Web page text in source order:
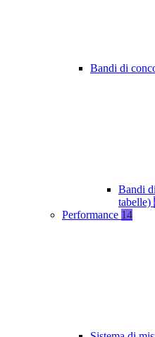
Bandi di
Bandi
tabelle)
Performance 14